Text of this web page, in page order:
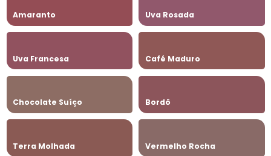
Amaranto Uva Rosada
Uva Francesa Café Maduro
Chocolate Suíço Bordô
Terra Molhada Vermelho Rocha